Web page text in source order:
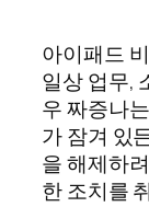
아이패드
일상 업무,
우 짜증나
가 잠겨 있
을 해제하
한 조치를